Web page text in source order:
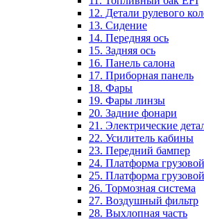
12. Детали рулевого
13. Сидение
14. Передняя ось
15. Задняя ось
16. Панель салона
17. Приборная панель
18. Фары
19. Фары линзы
20. Задние фонари
21. Электрические
22. Усилитель кабины
23. Передний бампер
24. Платформа
25. Платформа
26. Тормозная система
27. Воздушный фильтр
28. Выхлопная часть